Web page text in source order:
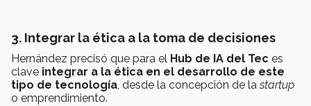
3. Integrar la ética a la toma de decisiones
Hernández precisó que para el Hub de IA del Tec es
clave integrar a la ética en el desarrollo de este
tipo de tecnología, desde la concepción de lastartup
o emprendimiento.